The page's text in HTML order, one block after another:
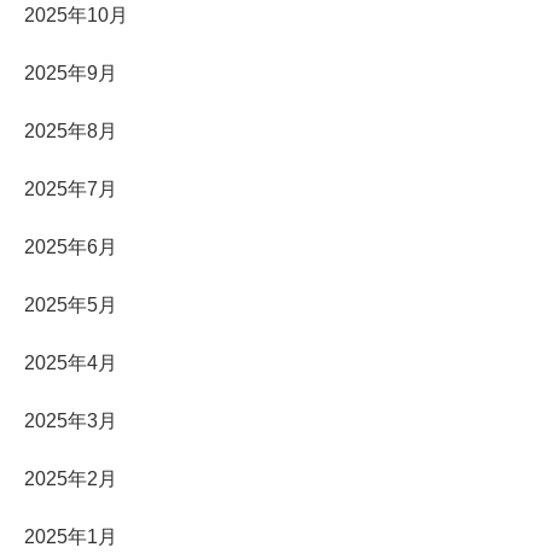
2025年10月
2025年9月
2025年8月
2025年7月
2025年6月
2025年5月
2025年4月
2025年3月
2025年2月
2025年1月